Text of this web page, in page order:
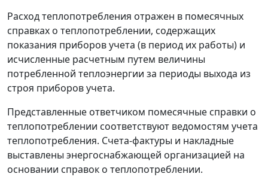
Расход теплопотребления отражен в помесячных
справках о теплопотреблении, содержащих
показания приборов учета (в период их работы) и
исчисленные расчетным путем величины
потребленной теплоэнергии за периоды выхода из
строя приборов учета.
Представленные ответчиком помесячные справки о
теплопотреблении соответствуют ведомостям учета
теплопотребления. Счета-фактуры и накладные
выставлены энергоснабжающей организацией на
основании справок о теплопотреблении.